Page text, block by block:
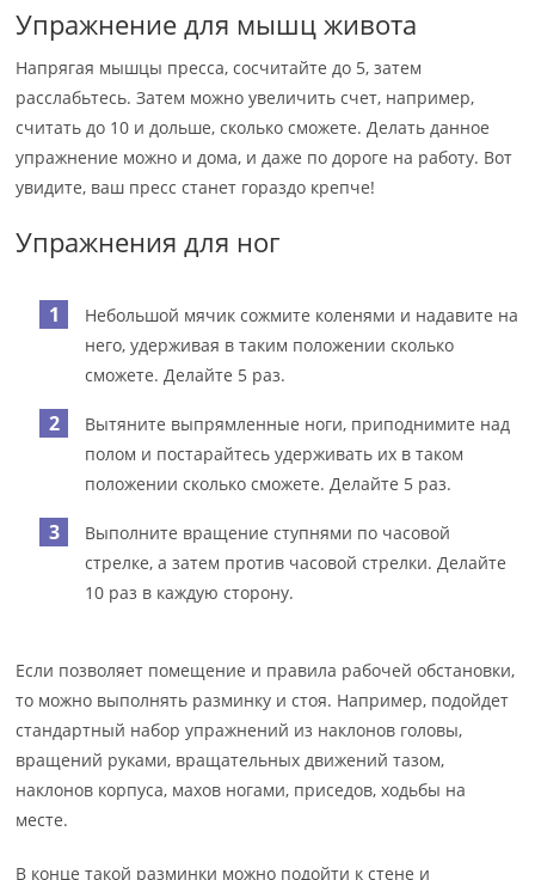
Упражнение для мышц живота
Напрягая мышцы пресса, сосчитайте до 5, затем
расслабьтесь. Затем можно увеличить счет, например,
считать до 10 и дольше, сколько сможете. Делать данное
упражнение можно и дома, и даже по дороге на работу. Вот
увидите, ваш пресс станет гораздо крепче!
Упражнения для ног
Небольшой мячик сожмите коленями и надавите на
него, удерживая в таким положении сколько
сможете. Делайте 5 раз.
Вытяните выпрямленные ноги, приподнимите над
полом и постарайтесь удерживать их в таком
положении сколько сможете. Делайте 5 раз.
Выполните вращение ступнями по часовой
стрелке, а затем против часовой стрелки. Делайте
10 раз в каждую сторону.
Если позволяет помещение и правила рабочей обстановки,
то можно выполнять разминку и стоя. Например, подойдет
стандартный набор упражнений из наклонов головы,
вращений руками, вращательных движений тазом,
наклонов корпуса, махов ногами, приседов, ходьбы на
месте.
В конце такой разминки можно подойти к стене и